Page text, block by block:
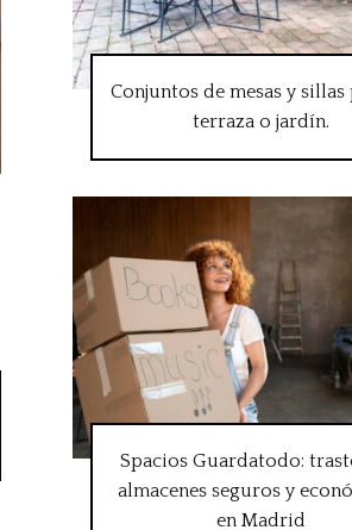
Conjuntos de mesas y sillas
terraza o jardín.
Spacios Guardatodo:
almacenes seguros y
en Madrid